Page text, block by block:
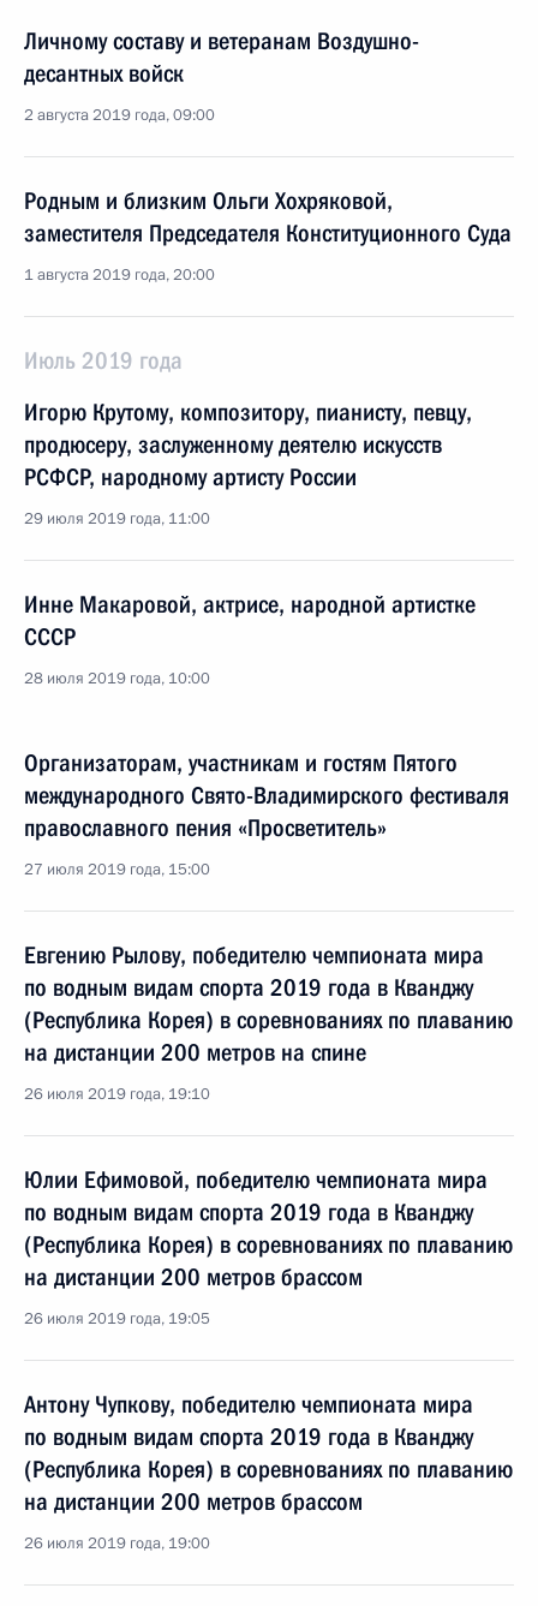
Личному составу и ветеранам Воздушно-
десантных войск
2 августа 2019 года, 09:00
Родным и близким Ольги Хохряковой,
заместителя Председателя Конституционного Суда
1 августа 2019 года, 20:00
Июль 2019 года
Игорю Крутому, композитору, пианисту, певцу,
продюсеру, заслуженному деятелю искусств
РСФСР, народному артисту России
29 июля 2019 года, 11:00
Инне Макаровой, актрисе, народной артистке
СССР
28 июля 2019 года, 10:00
Организаторам, участникам и гостям Пятого
международного Свято-Владимирского фестиваля
православного пения «Просветитель»
27 июля 2019 года, 15:00
Евгению Рылову, победителю чемпионата мира
по водным видам спорта 2019 года в Кванджу
(Республика Корея) в соревнованиях по плаванию
на дистанции 200 метров на спине
26 июля 2019 года, 19:10
Юлии Ефимовой, победителю чемпионата мира
по водным видам спорта 2019 года в Кванджу
(Республика Корея) в соревнованиях по плаванию
на дистанции 200 метров брассом
26 июля 2019 года, 19:05
Антону Чупкову, победителю чемпионата мира
по водным видам спорта 2019 года в Кванджу
(Республика Корея) в соревнованиях по плаванию
на дистанции 200 метров брассом
26 июля 2019 года, 19:00